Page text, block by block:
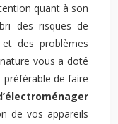
quant à son
des risques de
des problèmes
vous a doté
préférable de faire
de vos appareils